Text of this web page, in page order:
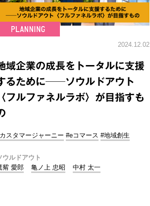
2024.12.02
域企業の成長をトータルに支援
るために──ソウルドアウト
〈フルファネルラボ〉が目指すも
スタマージャーニー #eコマース #地域創生
ウルドアウト
觜 愛郎
亀ノ上 忠昭 中村 太一